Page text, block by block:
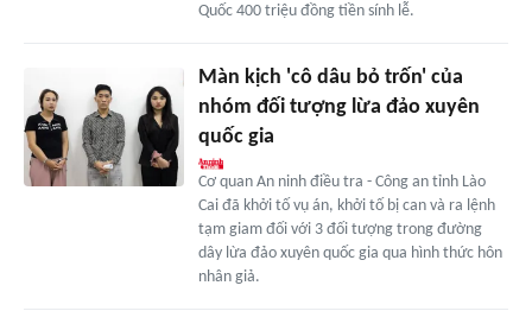
Quốc 400 triệu đồng tiền sính lễ.
Màn kịch 'cô dâu bỏ trốn' của
nhóm đối tượng lừa đảo xuyên
quốc gia
Cơ quan An ninh điều tra - Công an tỉnh Lào
Cai đã khởi tố vụ án, khởi tố bị can và ra lệnh
tạm giam đối với 3 đối tượng trong đường
dây lừa đảo xuyên quốc gia qua hình thức hôn
nhân giả.